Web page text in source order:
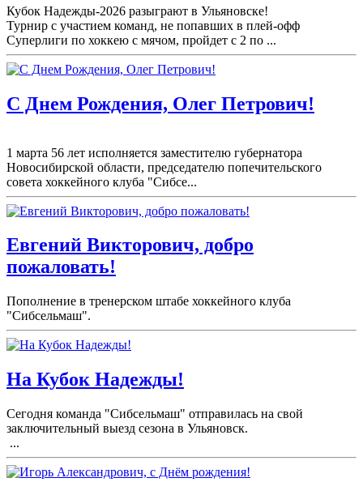
Кубок Надежды-2026 разыграют в Ульяновске!
Турнир с участием команд, не попавших в плей-офф
Суперлиги по хоккею с мячом, пройдет с 2 по ...
С Днем Рождения, Олег Петрович!
1 марта 56 лет исполняется заместителю губернатора
Новосибирской области, председателю попечительского
совета хоккейного клуба "Сибсе...
Евгений Викторович, добро
пожаловать!
Пополнение в тренерском штабе хоккейного клуба
"Сибсельмаш".
На Кубок Надежды!
Сегодня команда "Сибсельмаш" отправилась на свой
заключительный выезд сезона в Ульяновск.
...